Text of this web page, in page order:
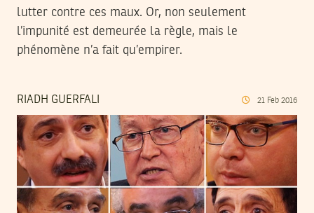
lutter contre ces maux. Or, non seulement
l’impunité est demeurée la règle, mais le
phénomène n’a fait qu’empirer.
RIADH GUERFALI 21 Feb 2016